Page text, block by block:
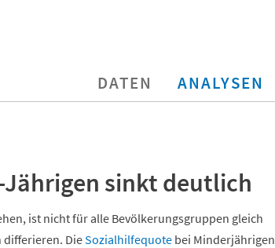
DATEN ANALYSEN
sinkt deutlich
ist nicht für alle Bevölkerungsgruppen gleich
differieren. DieSozialhilfequote bei Minderjährigen